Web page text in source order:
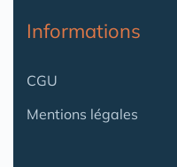
Informations
CGU
Mentions légales